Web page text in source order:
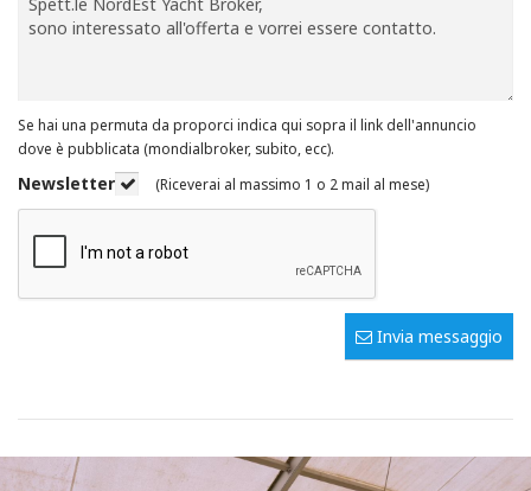
Se hai una permuta da proporci indica qui sopra il link dell'annuncio
dove è pubblicata (mondialbroker, subito, ecc).
Newsletter (Riceverai al massimo 1 o 2 mail al mese)
Invia messaggio